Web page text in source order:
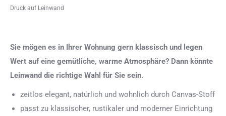
Druck auf Leinwand
Sie mögen es in Ihrer Wohnung gern klassisch und legen
Wert auf eine gemütliche, warme Atmosphäre? Dann könnte
Leinwand die richtige Wahl für Sie sein.
zeitlos elegant, natürlich und wohnlich durch Canvas-Stoff
passt zu klassischer, rustikaler und moderner Einrichtung